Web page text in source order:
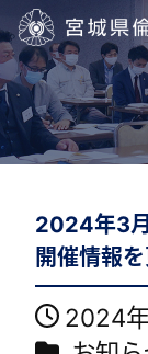
宮城県倫理法人
2024年3
開催情報
投稿日
2024